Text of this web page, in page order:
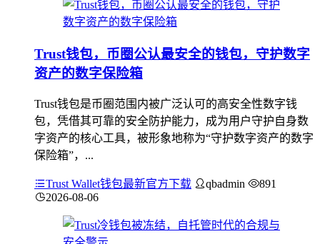
Trust钱包，币圈公认最安全的钱包，守护数字
资产的数字保险箱
Trust钱包是币圈范围内被广泛认可的高安全性数字钱
包，凭借其可靠的安全防护能力，成为用户守护自身数
字资产的核心工具，被形象地称为“守护数字资产的数字
保险箱”，...
Trust Wallet钱包最新官方下载 qbadmin
891
2026-08-06